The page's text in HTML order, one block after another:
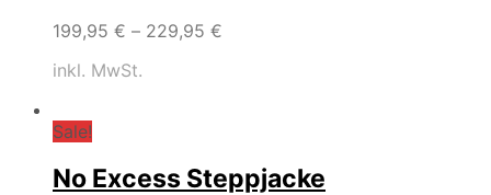
199,95 € – 229,95 €
inkl. MwSt.
Sale!
No Excess Steppjacke